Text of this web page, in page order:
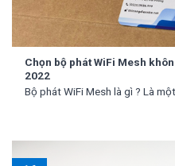
Chọn bộ phát WiFi Mesh
2022
Bộ phát WiFi Mesh là gì ? Là